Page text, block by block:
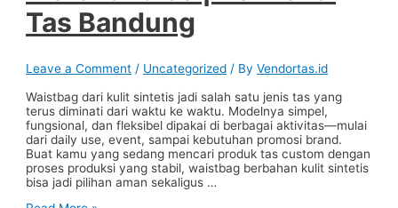
Tas Bandung
Leave a Comment / Uncategorized / ByVendortas.id
Waistbag dari kulit sintetis jadi salah satu jenis tas yang
terus diminati dari waktu ke waktu. Modelnya simpel,
fungsional, dan fleksibel dipakai di berbagai aktivitas—mulai
dari daily use, event, sampai kebutuhan promosi brand.
Buat kamu yang sedang mencari produk tas custom dengan
proses produksi yang stabil, waistbag berbahan kulit sintetis
bisa jadi pilihan aman sekaligus …